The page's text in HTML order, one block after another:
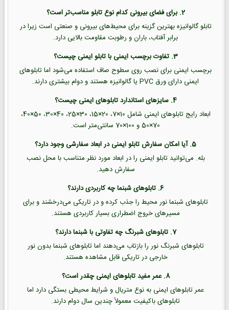
2. برای فضای بیرونی کدام نوع تابلو مناسب‌تر است؟
تابلو گالوانیزه بهترین گزینه برای محیط‌های بیرونی و صنعتی است زیرا در
برابر آفتاب، باران و رطوبت مقاومت بالایی دارد.
3. تفاوت برچسب ایمنی با تابلو ایمنی چیست؟
برچسب ایمنی برای نصب روی سطوح صاف استفاده می‌شود اما تابلوهای
ایمنی دارای ورق PVC یا گالوانیزه هستند و دوام بیشتری دارند.
4. سایزهای استاندارد تابلوهای ایمنی چیست؟
ابعاد رایج تابلوهای ایمنی شامل 10×7، 20×15، 30×25، 40×30، 50×40،
70×50 و 100×70 سانتی‌متر است.
5. آیا امکان سفارش تابلو ایمنی در ابعاد سفارشی وجود دارد؟
بله. می‌توانید تابلو ایمنی را در ابعاد مورد نظر متناسب با محل نصب
سفارش دهید.
6. تابلوهای شبنما چه کاربردی دارند؟
تابلوهای شبنما نور محیط را جذب کرده و در تاریکی می‌درخشند و برای
مسیرهای خروج اضطراری بسیار کاربردی هستند.
7. تابلوهای شبرنگ چه تفاوتی با شبنما دارند؟
تابلوهای شبرنگ نور را بازتاب می‌دهند اما تابلوهای شبنما بدون نور
خارجی در تاریکی قابل مشاهده هستند.
8. عمر مفید تابلوهای ایمنی چقدر است؟
عمر تابلوهای ایمنی به نوع متریال و شرایط محیطی بستگی دارد اما
تابلوهای باکیفیت معمولاً چندین سال دوام دارند.